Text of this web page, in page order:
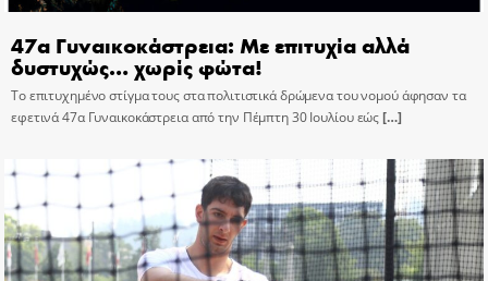
47α Γυναικοκάστρεια: Με επιτυχία αλλά
δυστυχώς… χωρίς φώτα!
Το επιτυχημένο στίγμα τους στα πολιτιστικά δρώμενα του νομού άφησαν τα
εφετινά 47α Γυναικοκάστρεια από την Πέμπτη 30 Ιουλίου εώς[…]